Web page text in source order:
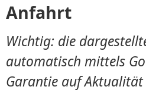
Anfahrt
Wichtig: die
automatisch mittels
Garantie auf